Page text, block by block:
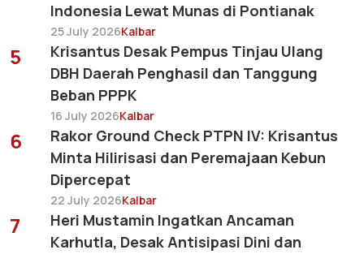
Indonesia Lewat Munas di Pontianak
25 July 2026Kalbar
5
Krisantus Desak Pempus Tinjau Ulang
DBH Daerah Penghasil dan Tanggung
Beban PPPK
16 July 2026Kalbar
6
Rakor Ground Check PTPN IV: Krisantus
Minta Hilirisasi dan Peremajaan Kebun
Dipercepat
22 July 2026Kalbar
7
Heri Mustamin Ingatkan Ancaman
Karhutla, Desak Antisipasi Dini dan